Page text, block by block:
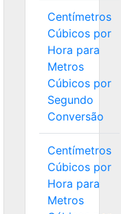
Centímetros
Cúbicos por
Hora para
Metros
Cúbicos por
Segundo
Conversão
Centímetros
Cúbicos por
Hora para
Metros